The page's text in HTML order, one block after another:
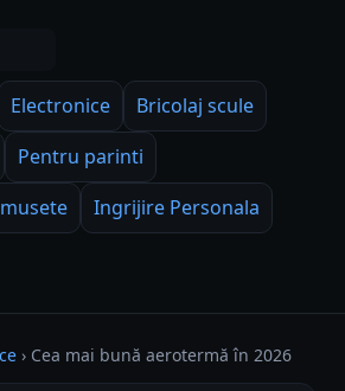
Electronice
Bricolaj scule
Pentru parinti
Ingrijire Personala
› Cea mai bună aerotermă în 2026